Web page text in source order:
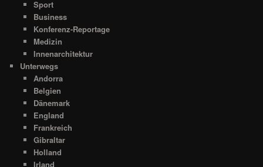
Sport
Business
Konferenz-Reportage
Medizin
Innenarchitektur
Unterwegs
Andorra
Belgien
Dänemark
England
Frankreich
Gibraltar
Holland
Irland